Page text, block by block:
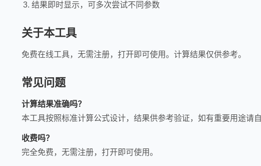
结果即时显示，可多次尝试不同参数
关于本工具
免费在线工具，无需注册，打开即可使用。计算结果仅供参考。
常见问题
计算结果准确吗？
本工具按照标准计算公式设计，结果供参考验证，如有重要用途请自
收费吗？
完全免费，无需注册，打开即可使用。